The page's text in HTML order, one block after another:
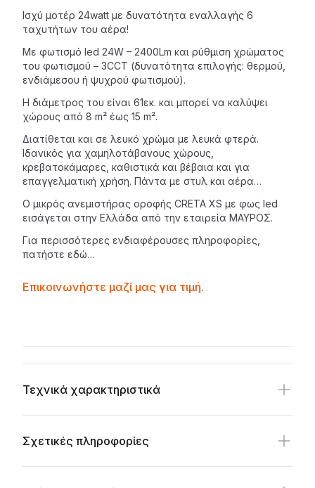
Ισχύ μοτέρ 24watt με δυνατότητα εναλλαγής 6
ταχυτήτων του αέρα!
Με φωτισμό led 24W – 2400Lm και ρύθμιση χρώματος
του φωτισμού – 3CCT (δυνατότητα επιλογής: θερμού,
ενδιάμεσου ή ψυχρού φωτισμού).
Η διάμετρος του είναι 61εκ. και μπορεί να καλύψει
χώρους από 8 m² έως 15 m².
Διατίθεται και σε λευκό χρώμα με λευκά φτερά.
Ιδανικός για χαμηλοτάβανους χώρους,
κρεβατοκάμαρες, καθιστικά και βέβαια και για
επαγγελματική χρήση. Πάντα με στυλ και αέρα…
O μικρός ανεμιστήρας οροφής CRETA XS με φως led
εισάγεται στην Ελλάδα από την εταιρεία ΜΑΥΡΟΣ.
Για περισσότερες ενδιαφέρουσες πληροφορίες,
πατήστε εδώ…
Contactprice
Επικοινωνήστε μαζί μας για τιμή.
Τεχνικά χαρακτηριστικά
Σχετικές πληροφορίες